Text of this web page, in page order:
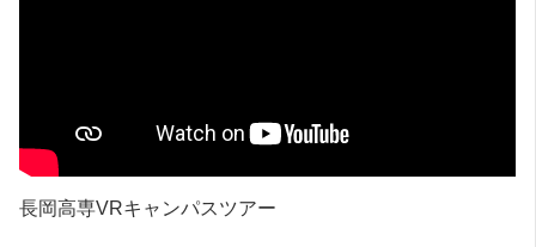
長岡高専VRキャンパスツアー